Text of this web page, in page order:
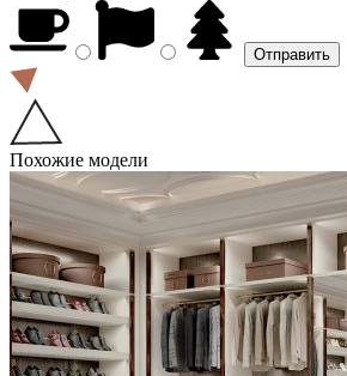
Похожие модели